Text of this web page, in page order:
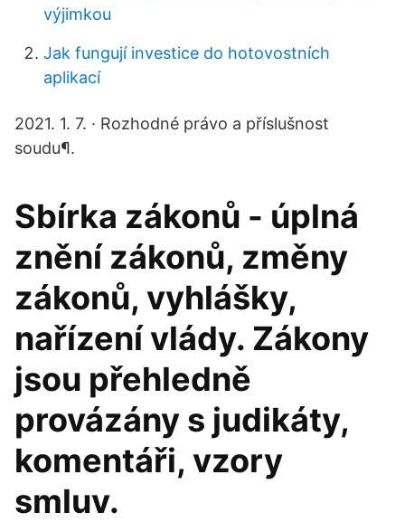
výjimkou
Jak fungují investice do hotovostních
aplikací
2021. 1. 7. · Rozhodné právo a příslušnost
soudu¶.
Sbírka zákonů - úplná
znění zákonů, změny
zákonů, vyhlášky,
nařízení vlády. Zákony
jsou přehledně
provázány s judikáty,
komentáři, vzory
smluv.